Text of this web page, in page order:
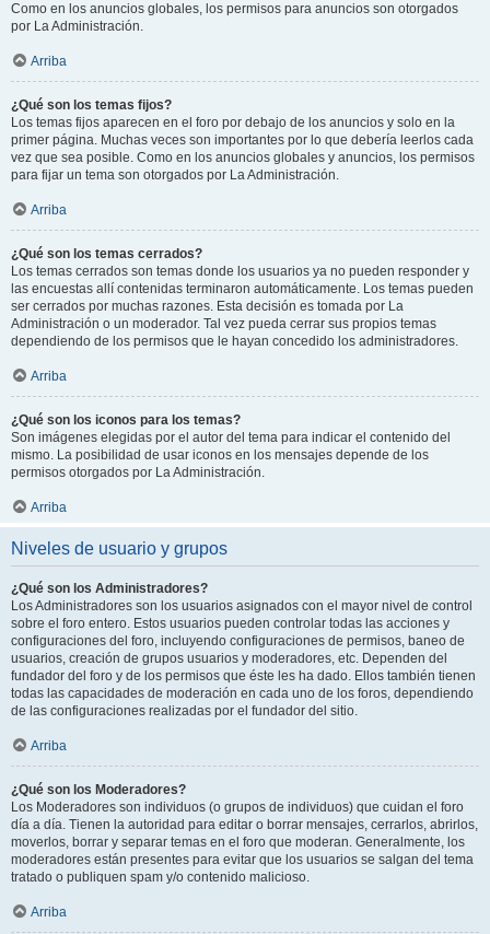
Como en los anuncios globales, los permisos para anuncios son otorgados
por La Administración.
Arriba
¿Qué son los temas fijos?
Los temas fijos aparecen en el foro por debajo de los anuncios y solo en la
primer página. Muchas veces son importantes por lo que debería leerlos cada
vez que sea posible. Como en los anuncios globales y anuncios, los permisos
para fijar un tema son otorgados por La Administración.
Arriba
¿Qué son los temas cerrados?
Los temas cerrados son temas donde los usuarios ya no pueden responder y
las encuestas allí contenidas terminaron automáticamente. Los temas pueden
ser cerrados por muchas razones. Esta decisión es tomada por La
Administración o un moderador. Tal vez pueda cerrar sus propios temas
dependiendo de los permisos que le hayan concedido los administradores.
Arriba
¿Qué son los iconos para los temas?
Son imágenes elegidas por el autor del tema para indicar el contenido del
mismo. La posibilidad de usar iconos en los mensajes depende de los
permisos otorgados por La Administración.
Arriba
Niveles de usuario y grupos
¿Qué son los Administradores?
Los Administradores son los usuarios asignados con el mayor nivel de control
sobre el foro entero. Estos usuarios pueden controlar todas las acciones y
configuraciones del foro, incluyendo configuraciones de permisos, baneo de
usuarios, creación de grupos usuarios y moderadores, etc. Dependen del
fundador del foro y de los permisos que éste les ha dado. Ellos también tienen
todas las capacidades de moderación en cada uno de los foros, dependiendo
de las configuraciones realizadas por el fundador del sitio.
Arriba
¿Qué son los Moderadores?
Los Moderadores son individuos (o grupos de individuos) que cuidan el foro
día a día. Tienen la autoridad para editar o borrar mensajes, cerrarlos, abrirlos,
moverlos, borrar y separar temas en el foro que moderan. Generalmente, los
moderadores están presentes para evitar que los usuarios se salgan del tema
tratado o publiquen spam y/o contenido malicioso.
Arriba